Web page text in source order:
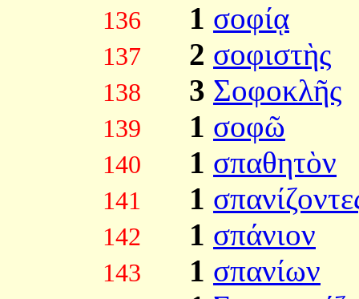
136 1 σοφίᾳ
137 2 σοφιστὴς
138 3 Σοφοκλῆς
139 1 σοφῶ
140 1 σπαθητὸν
141 1
142 1 σπάνιον
143 1 σπανίων